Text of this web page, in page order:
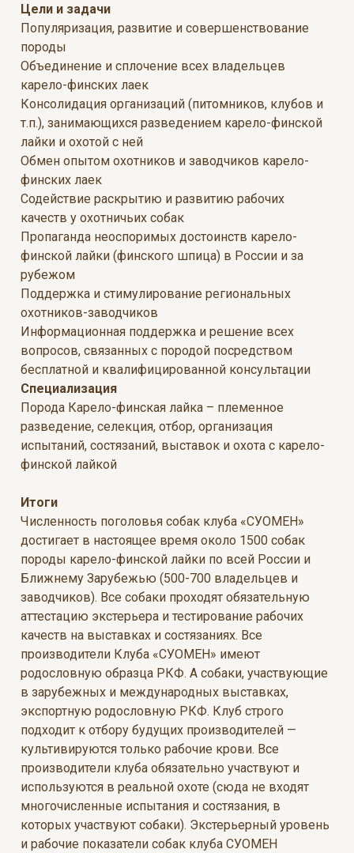
Цели и задачи
Популяризация, развитие и совершенствование
породы
Объединение и сплочение всех владельцев
карело-финских лаек
Консолидация организаций (питомников, клубов и
т.п.), занимающихся разведением карело-финской
лайки и охотой с ней
Обмен опытом охотников и заводчиков карело-
финских лаек
Содействие раскрытию и развитию рабочих
качеств у охотничьих собак
Пропаганда неоспоримых достоинств карело-
финской лайки (финского шпица) в России и за
рубежом
Поддержка и стимулирование региональных
охотников-заводчиков
Информационная поддержка и решение всех
вопросов, связанных с породой посредством
бесплатной и квалифицированной консультации
Специализация
Порода Карело-финская лайка – племенное
разведение, селекция, отбор, организация
испытаний, состязаний, выставок и охота с карело-
финской лайкой
Итоги
Численность поголовья собак клуба «СУОМЕН»
достигает в настоящее время около 1500 собак
породы карело-финской лайки по всей России и
Ближнему Зарубежью (500-700 владельцев и
заводчиков). Все собаки проходят обязательную
аттестацию экстерьера и тестирование рабочих
качеств на выставках и состязаниях. Все
производители Клуба «СУОМЕН» имеют
родословную образца РКФ. А собаки, участвующие
в зарубежных и международных выставках,
экспортную родословную РКФ. Клуб строго
подходит к отбору будущих производителей —
культивируются только рабочие крови. Все
производители клуба обязательно участвуют и
используются в реальной охоте (сюда не входят
многочисленные испытания и состязания, в
которых участвуют собаки). Экстерьерный уровень
и рабочие показатели собак клуба СУОМЕН